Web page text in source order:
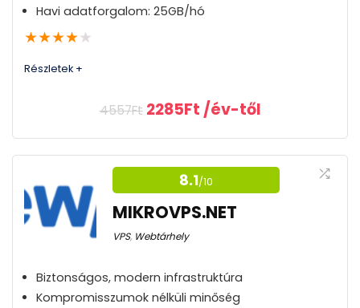
Havi adatforgalom: 25GB/hó
★★★★★
Részletek +
4557Ft Original
was:
4557Ft.
2285FtCurrent
price
is:
2285Ft.
/év-től
Gyors és jól működő
szolgáltatások, korrekt
támogatás.
Nagyon stabil , jó szolgáltató. Évek óta Náluk
probléma/megkeresés esetén nagyon gyorsan
reagálnak.
8.1/10
MIKROVPS.NET
VPS, Webtárhely
Biztonságos, modern infrastruktúra
Kompromisszumok nélküli minőség